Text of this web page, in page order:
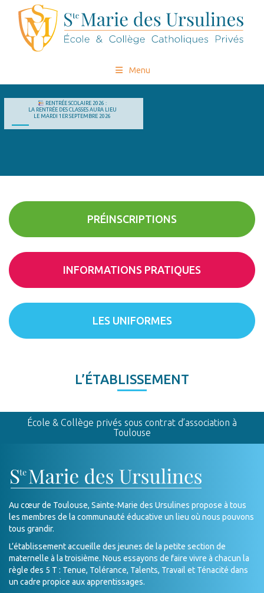
Menu
RENTRÉE SCOLAIRE 2026 :
LA RENTRÉE DES CLASSES AURA LIEU
LE MARDI 1ER SEPTEMBRE 2026
PRÉINSCRIPTIONS
INFORMATIONS PRATIQUES
LES UNIFORMES
L’ÉTABLISSEMENT
École & Collège privés sous contrat d’association à
Toulouse
Au cœur de Toulouse, Sainte-Marie des Ursulines propose à tous
les membres de la communauté éducative un lieu où nous pouvons
tous grandir.
L’établissement accueille des jeunes de la petite section de
maternelle à la troisième. Nous essayons de faire vivre à chacun la
règle des 5 T : Tenue, Tolérance, Talents, Travail et Ténacité dans
un cadre propice aux apprentissages.